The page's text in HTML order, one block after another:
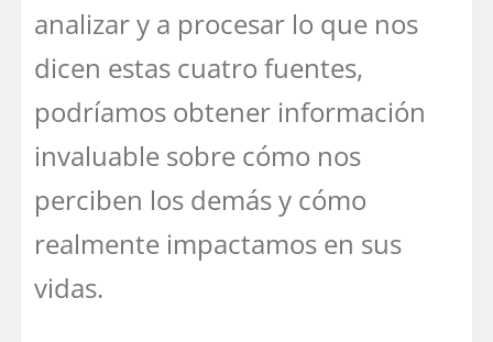
analizar y a procesar lo que nos
dicen estas cuatro fuentes,
podríamos obtener información
invaluable sobre cómo nos
perciben los demás y cómo
realmente impactamos en sus
vidas.